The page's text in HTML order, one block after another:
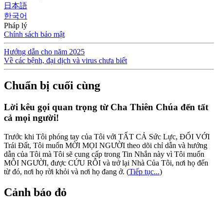
日本語
한국어
Pháp lý
Chính sách bảo mật
Hướng dẫn cho năm 2025
Về các bệnh, đại dịch và virus chưa biết
Chuẩn bị cuối cùng
Lời kêu gọi quan trọng từ Cha Thiên Chúa đến tất
cả mọi người!
Trước khi Tôi phóng tay của Tôi với TẤT CẢ Sức Lực, ĐỐI VỚI
Trái Đất, Tôi muốn MỜI MỌI NGƯỜI theo dõi chỉ dẫn và hướng
dẫn của Tôi mà Tôi sẽ cung cấp trong Tin Nhắn này vì Tôi muốn
MỖI NGƯỜI, được CỨU RỖI và trở lại Nhà Của Tôi, nơi họ đến
từ đó, nơi họ rời khỏi và nơi họ đang ở. (Tiếp tục...)
Cảnh báo đỏ